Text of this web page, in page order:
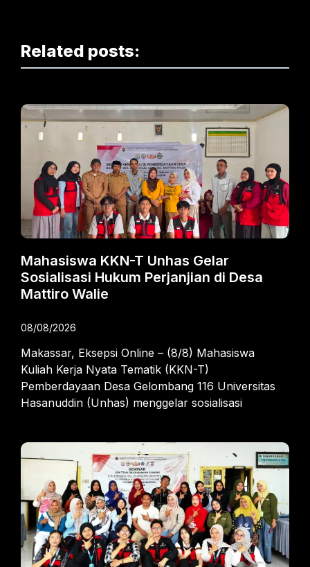
Related posts:
Mahasiswa KKN-T Unhas Gelar
Sosialisasi Hukum Perjanjian di Desa
Mattiro Walie
08/08/2026
Makassar, Eksepsi Online – (8/8) Mahasiswa
Kuliah Kerja Nyata Tematik (KKN-T)
Pemberdayaan Desa Gelombang 116 Universitas
Hasanuddin (Unhas) menggelar sosialisasi